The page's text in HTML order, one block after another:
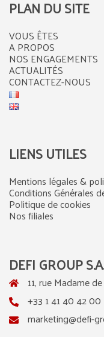
PLAN DU SITE
VOUS ÊTES
A PROPOS
NOS ENGAGEMENTS
ACTUALITÉS
CONTACTEZ-NOUS
LIENS UTILES
Mentions légales &
Conditions Générales
Politique de cookies
Nos filiales
DEFI GROUP
11, rue Madame
+33 1 41 40 42 00
marketing@defi-